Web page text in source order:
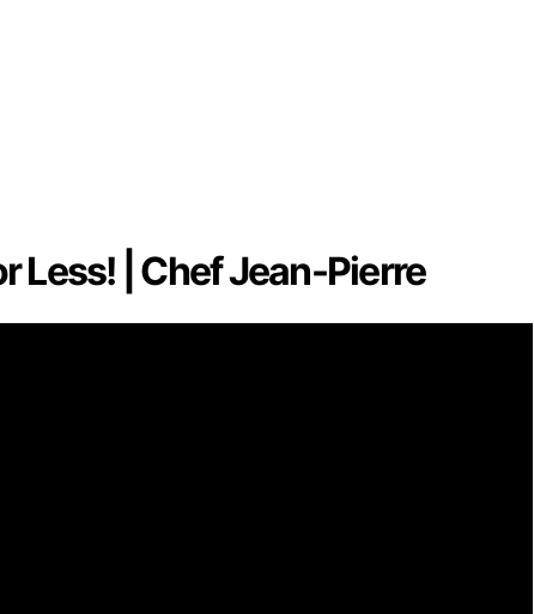
Less! | Chef Jean-Pierre